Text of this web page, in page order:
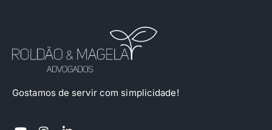
Gostamos de servir com simplicidade!